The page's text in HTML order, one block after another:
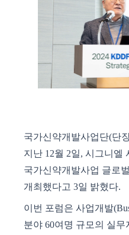
국가신약개발사업단(단
지난 12월 2일, 시그니엘
국가신약개발사업 글로
개최했다고 3일 밝혔다.
이번 포럼은 사업개발
분야 60여명 규모의 실무